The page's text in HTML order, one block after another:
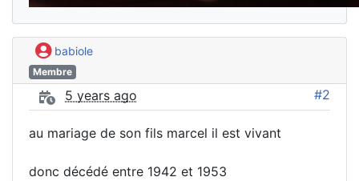
babiole
Membre
5 years ago #2
au mariage de son fils marcel il est vivant
donc décédé entre 1942 et 1953